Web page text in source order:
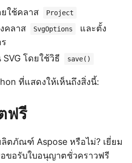
ใช้คลาส Project
คลาส SvgOptions
และตั้ง
โดยใช้วิธี
save()
ที่แสดงให้เห็นถึงสิ่งนี้:
ฟรี
ตภัณฑ์ Aspose หรือไม่? เยี่ยม
อขอรับใบอนุญาตชั่วคราวฟรี